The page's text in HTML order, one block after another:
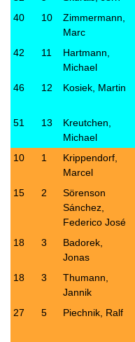
40
10
Zimmermann,
Marc
42 11
Hartmann,
Michael
46 12 Kosiek, Martin
51 13
Kreutchen,
Michael
10 1
Krippendorf,
Marcel
15 2
Sörenson
Sánchez,
Federico José
18 3
Badorek,
Jonas
18 3
Thumann,
Jannik
27 5 Piechnik, Ralf